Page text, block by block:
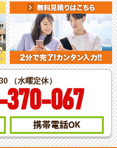
（水曜定休）
370-067
携帯電話OK